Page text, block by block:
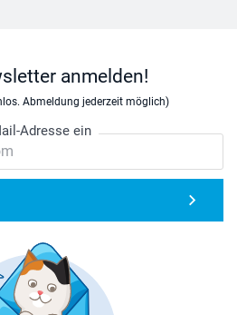
anmelden!
Abmeldung jederzeit möglich)
Adresse ein